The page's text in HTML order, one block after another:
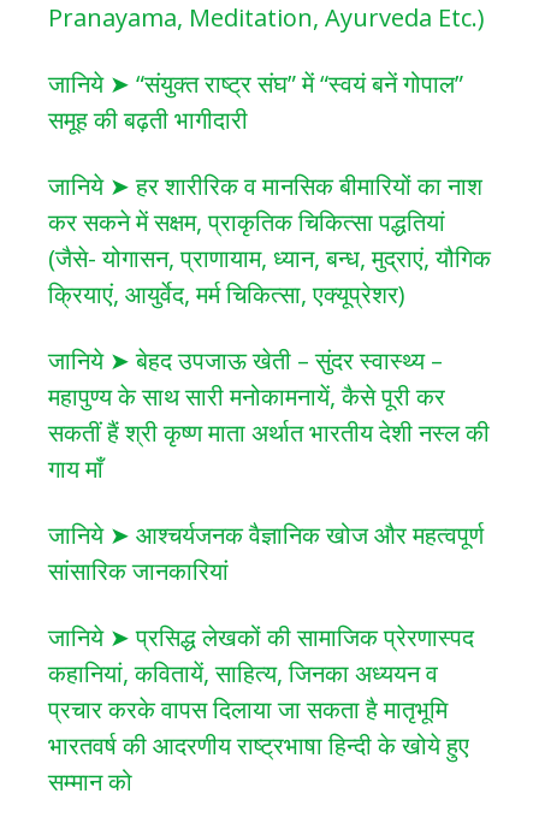
Pranayama, Meditation, Ayurveda Etc.)
जानिये ➤ “संयुक्त राष्ट्र संघ” में “स्वयं बनें गोपाल”
समूह की बढ़ती भागीदारी
जानिये ➤ हर शारीरिक व मानसिक बीमारियों का नाश
कर सकने में सक्षम, प्राकृतिक चिकित्सा पद्धतियां
(जैसे- योगासन, प्राणायाम, ध्यान, बन्ध, मुद्राएं, यौगिक
क्रियाएं, आयुर्वेद, मर्म चिकित्सा, एक्यूप्रेशर)
जानिये ➤ बेहद उपजाऊ खेती – सुंदर स्वास्थ्य –
महापुण्य के साथ सारी मनोकामनायें, कैसे पूरी कर
सकतीं हैं श्री कृष्ण माता अर्थात भारतीय देशी नस्ल की
गाय माँ
जानिये ➤ आश्चर्यजनक वैज्ञानिक खोज और महत्वपूर्ण
सांसारिक जानकारियां
जानिये ➤ प्रसिद्ध लेखकों की सामाजिक प्रेरणास्पद
कहानियां, कवितायें, साहित्य, जिनका अध्ययन व
प्रचार करके वापस दिलाया जा सकता है मातृभूमि
भारतवर्ष की आदरणीय राष्ट्रभाषा हिन्दी के खोये हुए
सम्मान को